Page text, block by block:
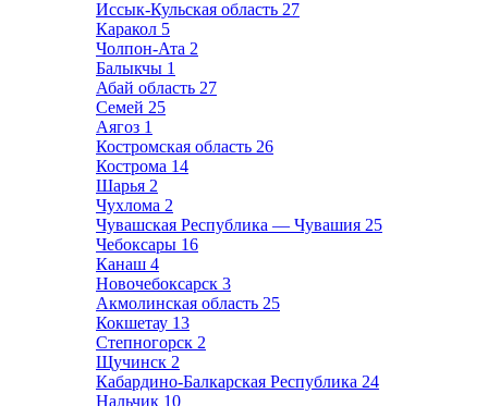
Иссык-Кульская область 27
Каракол 5
Чолпон-Ата 2
Балыкчы 1
Абай область 27
Семей 25
Аягоз 1
Костромская область 26
Кострома 14
Шарья 2
Чухлома 2
Чувашская Республика — Чувашия 25
Чебоксары 16
Канаш 4
Новочебоксарск 3
Акмолинская область 25
Кокшетау 13
Степногорск 2
Щучинск 2
Кабардино-Балкарская Республика 24
Нальчик 10